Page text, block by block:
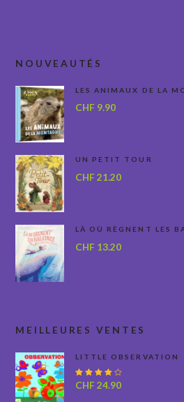
NOUVEAUTÉS
LES ANIMAUX DE LA
CHF 9.90
UN PETIT TOUR
CHF 21.20
LÀ OÙ RÈGNENT LES
CHF 13.20
MEILLEURES VENTES
LITTLE OBSERVATION
Note
CHF 24.90